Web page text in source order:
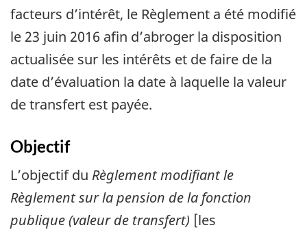
facteurs d’intérêt, le Règlement a été modifié
le 23 juin 2016 afin d’abroger la disposition
actualisée sur les intérêts et de faire de la
date d’évaluation la date à laquelle la valeur
de transfert est payée.
Objectif
L’objectif du Règlement modifiant le
Règlement sur la pension de la fonction
publique (valeur de transfert) [les